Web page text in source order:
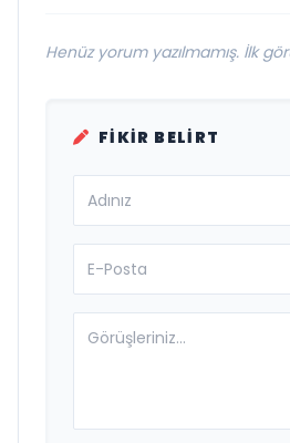
Henüz yorum yazılmamış. İlk
FIKIR BELIRT